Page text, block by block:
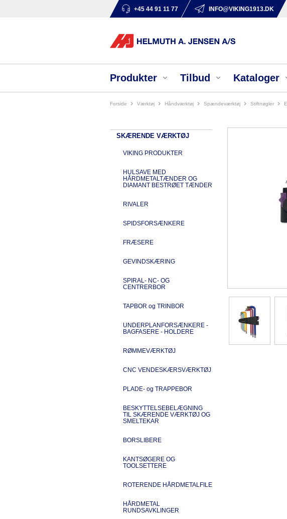
+45 44 91 11 77 INFO@VIKING1913.DK
Produkter Tilbud Kataloger
Forside værktøj håndværktøj spændeværktøj stiftnøgler
SKÆRENDE VÆRKTØJ
VIKING PRODUKTER
HULSAVE MED
HÅRDMETALTÆNDER OG
DIAMANT BESTRØET TÆNDER
RIVALER
SPIDSFORSÆNKERE
FRÆSERE
GEVINDSKÆRING
SPIRAL- NC- OG
CENTRERBOR
TAPBOR og TRINBOR
UNDERPLANFORSÆNKERE -
BAGFASERE - HOLDERE
RØMMEVÆRKTØJ
CNC VENDESKÆRSVÆRKTØJ
PLADE- og TRAPPEBOR
BESKYTTELSEBELÆGNING
TIL SKÆRENDE VÆRKTØJ OG
SMELTEKAR
BORSLIBERE
KANTSØGERE OG
TOOLSETTERE
ROTERENDE HÅRDMETALFILE
HÅRDMETAL
RUNDSAVKLINGER